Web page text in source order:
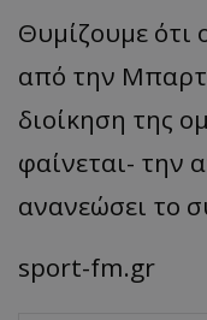
Θυμίζουμε ότι
από την
διοίκηση της
φαίνεται- την
ανανεώσει το
sport-fm.gr